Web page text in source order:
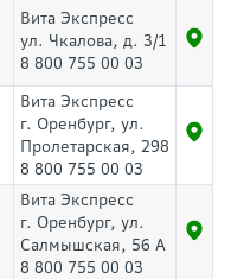
Вита Экспресс
ул. Чкалова, д. 3/1
8 800 755 00 03
Вита Экспресс
г. Оренбург, ул.
Пролетарская, 298
8 800 755 00 03
Вита Экспресс
г. Оренбург, ул.
Салмышская, 56 А
8 800 755 00 03